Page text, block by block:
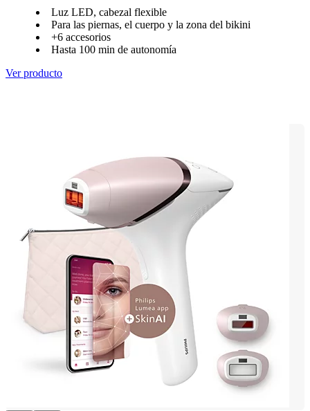
Luz LED, cabezal flexible
Para las piernas, el cuerpo y la zona del bikini
+6 accesorios
Hasta 100 min de autonomía
Ver producto